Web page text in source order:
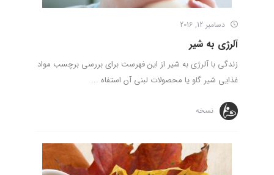
دسامبر 12, 2016
آلرژی به شیر
زندگی با آلرژی به شیر از این فهرست برای بررسی برچسب مواد
غذایی شیر گاو یا محصولات لبنی آن استفاه ...
نسخه